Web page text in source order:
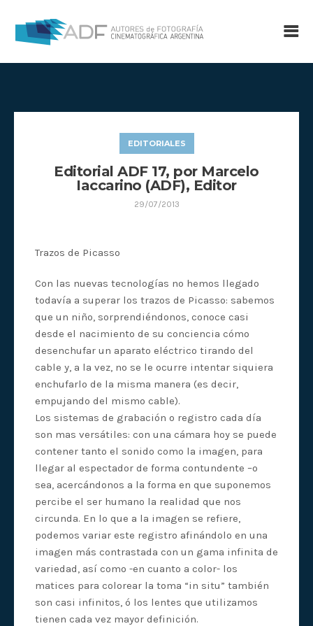
EDITORIALES
Editorial ADF 17, por Marcelo
Iaccarino (ADF), Editor
29/07/2013
Trazos de Picasso
Con las nuevas tecnologías no hemos llegado
todavía a superar los trazos de Picasso: sabemos
que un niño, sorprendiéndonos, conoce casi
desde el nacimiento de su conciencia cómo
desenchufar un aparato eléctrico tirando del
cable y, a la vez, no se le ocurre intentar siquiera
enchufarlo de la misma manera (es decir,
empujando del mismo cable).
Los sistemas de grabación o registro cada día
son mas versátiles: con una cámara hoy se puede
contener tanto el sonido como la imagen, para
llegar al espectador de forma contundente –o
sea, acercándonos a la forma en que suponemos
percibe el ser humano la realidad que nos
circunda. En lo que a la imagen se refiere,
podemos variar este registro afinándolo en una
imagen más contrastada con un gama infinita de
variedad, así como -en cuanto a color- los
matices para colorear la toma “in situ” también
son casi infinitos, ó los lentes que utilizamos
tienen cada vez mayor definición.